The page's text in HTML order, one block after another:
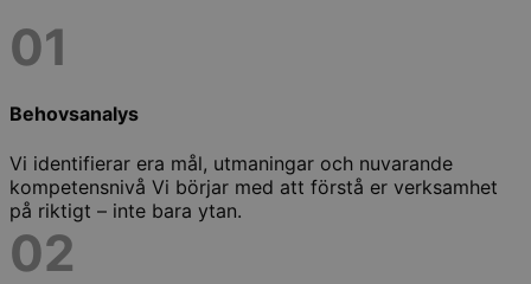
01
Behovsanalys
Vi identifierar era mål, utmaningar och nuvarande
kompetensnivå Vi börjar med att förstå er verksamhet
på riktigt – inte bara ytan.
02